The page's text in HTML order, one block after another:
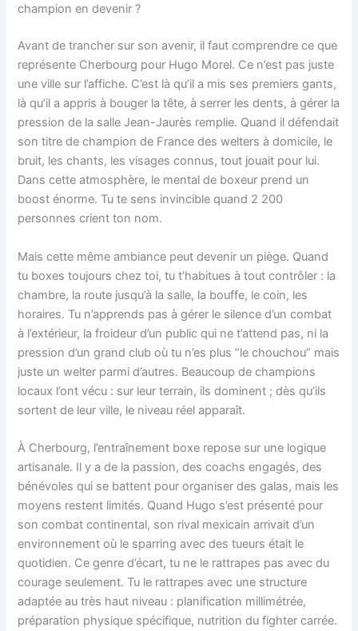
champion en devenir ?
Avant de trancher sur son avenir, il faut comprendre ce que
représente Cherbourg pour Hugo Morel. Ce n’est pas juste
une ville sur l’affiche. C’est là qu’il a mis ses premiers gants,
là qu’il a appris à bouger la tête, à serrer les dents, à gérer la
pression de la salle Jean-Jaurès remplie. Quand il défendait
son titre de champion de France des welters à domicile, le
bruit, les chants, les visages connus, tout jouait pour lui.
Dans cette atmosphère, le mental de boxeur prend un
boost énorme. Tu te sens invincible quand 2 200
personnes crient ton nom.
Mais cette même ambiance peut devenir un piège. Quand
tu boxes toujours chez toi, tu t’habitues à tout contrôler : la
chambre, la route jusqu’à la salle, la bouffe, le coin, les
horaires. Tu n’apprends pas à gérer le silence d’un combat
à l’extérieur, la froideur d’un public qui ne t’attend pas, ni la
pression d’un grand club où tu n’es plus “le chouchou” mais
juste un welter parmi d’autres. Beaucoup de champions
locaux l’ont vécu : sur leur terrain, ils dominent ; dès qu’ils
sortent de leur ville, le niveau réel apparaît.
À Cherbourg, l’entraînement boxe repose sur une logique
artisanale. Il y a de la passion, des coachs engagés, des
bénévoles qui se battent pour organiser des galas, mais les
moyens restent limités. Quand Hugo s’est présenté pour
son combat continental, son rival mexicain arrivait d’un
environnement où le sparring avec des tueurs était le
quotidien. Ce genre d’écart, tu ne le rattrapes pas avec du
courage seulement. Tu le rattrapes avec une structure
adaptée au très haut niveau : planification millimétrée,
préparation physique spécifique, nutrition du fighter carrée.